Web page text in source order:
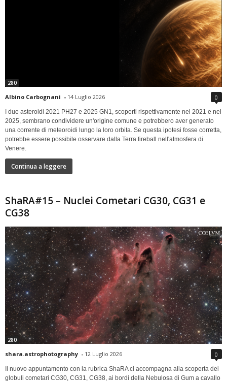
280
Albino Carbognani - 14 Luglio 2026 0
I due asteroidi 2021 PH27 e 2025 GN1, scoperti rispettivamente nel 2021 e nel
2025, sembrano condividere un'origine comune e potrebbero aver generato
una corrente di meteoroidi lungo la loro orbita. Se questa ipotesi fosse corretta,
potrebbe essere possibile osservare dalla Terra fireball nell'atmosfera di
Venere.
Continua a leggere
ShaRA#15 – Nuclei Cometari CG30, CG31 e
CG38
280
shara.astrophotography - 12 Luglio 2026 0
Il nuovo appuntamento con la rubrica ShaRA ci accompagna alla scoperta dei
globuli cometari CG30, CG31, CG38, ai bordi della Nebulosa di Gum a cavallo